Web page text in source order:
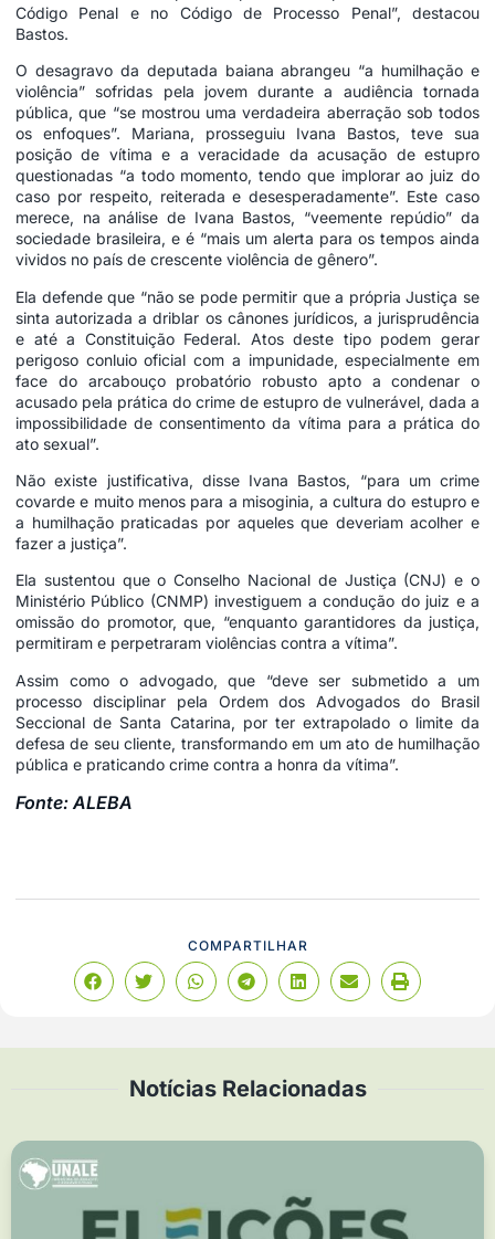
Código Penal e no Código de Processo Penal”, destacou
Bastos.
O desagravo da deputada baiana abrangeu “a humilhação e
violência” sofridas pela jovem durante a audiência tornada
pública, que “se mostrou uma verdadeira aberração sob todos
os enfoques”. Mariana, prosseguiu Ivana Bastos, teve sua
posição de vítima e a veracidade da acusação de estupro
questionadas “a todo momento, tendo que implorar ao juiz do
caso por respeito, reiterada e desesperadamente”. Este caso
merece, na análise de Ivana Bastos, “veemente repúdio” da
sociedade brasileira, e é “mais um alerta para os tempos ainda
vividos no país de crescente violência de gênero”.
Ela defende que “não se pode permitir que a própria Justiça se
sinta autorizada a driblar os cânones jurídicos, a jurisprudência
e até a Constituição Federal. Atos deste tipo podem gerar
perigoso conluio oficial com a impunidade, especialmente em
face do arcabouço probatório robusto apto a condenar o
acusado pela prática do crime de estupro de vulnerável, dada a
impossibilidade de consentimento da vítima para a prática do
ato sexual”.
Não existe justificativa, disse Ivana Bastos, “para um crime
covarde e muito menos para a misoginia, a cultura do estupro e
a humilhação praticadas por aqueles que deveriam acolher e
fazer a justiça”.
Ela sustentou que o Conselho Nacional de Justiça (CNJ) e o
Ministério Público (CNMP) investiguem a condução do juiz e a
omissão do promotor, que, “enquanto garantidores da justiça,
permitiram e perpetraram violências contra a vítima”.
Assim como o advogado, que “deve ser submetido a um
processo disciplinar pela Ordem dos Advogados do Brasil
Seccional de Santa Catarina, por ter extrapolado o limite da
defesa de seu cliente, transformando em um ato de humilhação
pública e praticando crime contra a honra da vítima”.
Fonte: ALEBA
COMPARTILHAR
Notícias Relacionadas